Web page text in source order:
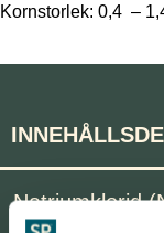
Kornstorlek: 0,4 –
Natriumklorid